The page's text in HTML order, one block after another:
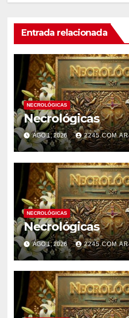
Entrada relacionada
NECROLÓGICAS
Necrológicas
AGO 1, 2026 2245.COM.AR
NECROLÓGICAS
Necrológicas
AGO 1, 2026 2245.COM.AR